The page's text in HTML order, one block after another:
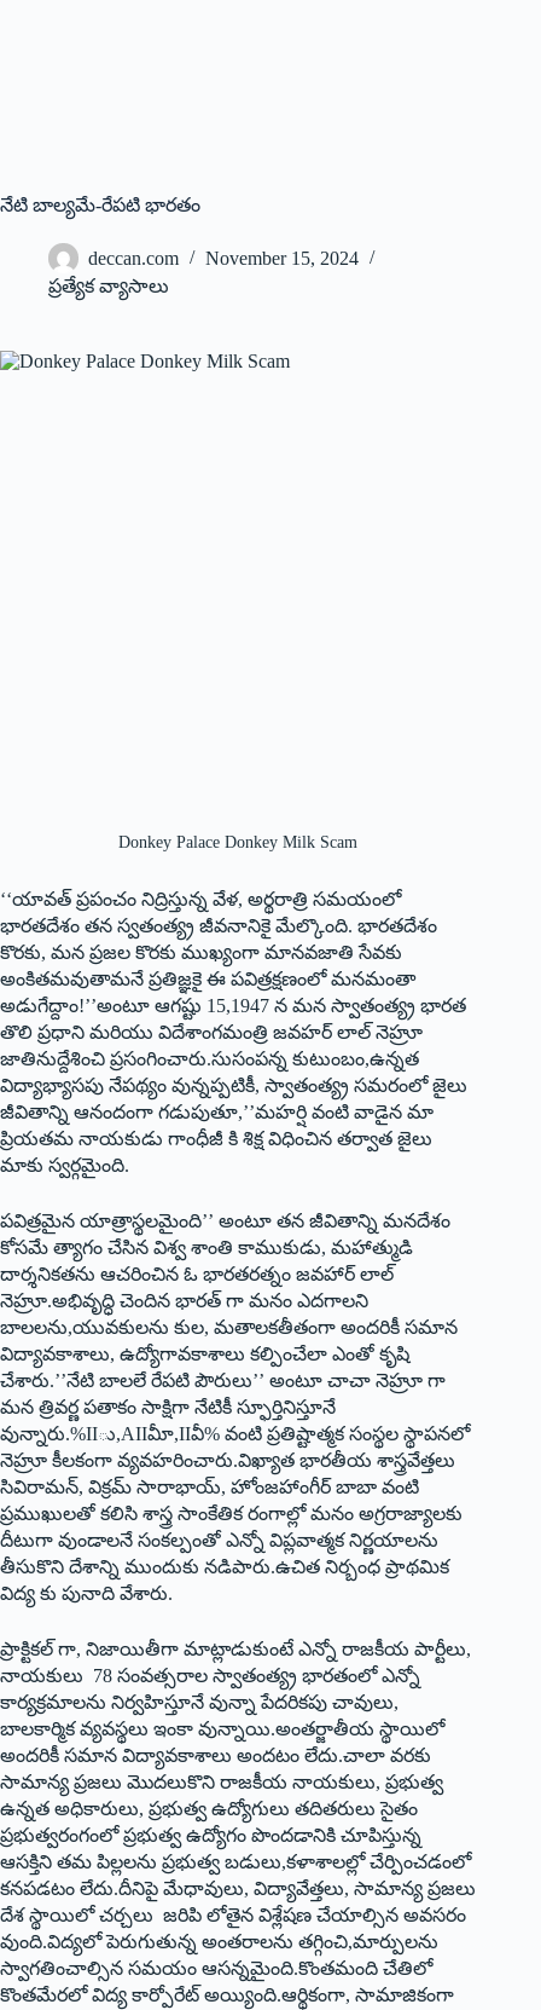
నేటి బాల్యమే-రేపటి భారతం
deccan.com
November 15, 2024
ప్రత్యేక వ్యాసాలు
Donkey Palace Donkey Milk Scam
‘‘యావత్‌ ప్రపంచం నిద్రిస్తున్న వేళ, అర్థరాత్రి సమయంలో
భారతదేశం తన స్వతంత్య్ర జీవనానికై మేల్కొంది. భారతదేశం
కొరకు, మన ప్రజల కొరకు ముఖ్యంగా మానవజాతి సేవకు
అంకితమవుతామనే ప్రతిజ్ఞకై ఈ పవిత్రక్షణంలో మనమంతా
అడుగేద్దాం!’’అంటూ ఆగష్టు 15,1947 న మన స్వాతంత్య్ర భారత
తొలి ప్రధాని మరియు విదేశాంగమంత్రి జవహర్‌ లాల్‌ నెహ్రూ
జాతినుద్దేశించి ప్రసంగించారు.సుసంపన్న కుటుంబం,ఉన్నత
విద్యాభ్యాసపు నేపథ్యం వున్నప్పటికీ, స్వాతంత్య్ర సమరంలో జైలు
జీవితాన్ని ఆనందంగా గడుపుతూ,’’మహర్షి వంటి వాడైన మా
ప్రియతమ నాయకుడు గాంధీజీ కి శిక్ష విధించిన తర్వాత జైలు
మాకు స్వర్గమైంది.
పవిత్రమైన యాత్రాస్థలమైంది’’ అంటూ తన జీవితాన్ని మనదేశం
కోసమే త్యాగం చేసిన విశ్వ శాంతి కాముకుడు, మహాత్ముడి
దార్శనికతను ఆచరించిన ఓ భారతరత్నం జవహార్‌ లాల్‌
నెహ్రూ.అభివృద్ధి చెందిన భారత్‌ గా మనం ఎదగాలని
బాలలను,యువకులను కుల, మతాలకతీతంగా అందరికీ సమాన
విద్యావకాశాలు, ఉద్యోగావకాశాలు కల్పించేలా ఎంతో కృషి
చేశారు.’’నేటి బాలలే రేపటి పౌరులు’’ అంటూ చాచా నెహ్రూ గా
మన త్రివర్ణ పతాకం సాక్షిగా నేటికీ స్ఫూర్తినిస్తూనే
వున్నారు.%IIు,AIIవీూ,IIవీ% వంటి ప్రతిష్టాత్మక సంస్థల స్థాపనలో
నెహ్రూ కీలకంగా వ్యవహరించారు.విఖ్యాత భారతీయ శాస్త్రవేత్తలు
సివిరామన్‌, విక్రమ్‌ సారాభాయ్‌, హోంజహాంగీర్‌ బాబా వంటి
ప్రముఖులతో కలిసి శాస్త్ర సాంకేతిక రంగాల్లో మనం అగ్రరాజ్యాలకు
దీటుగా వుండాలనే సంకల్పంతో ఎన్నో విప్లవాత్మక నిర్ణయాలను
తీసుకొని దేశాన్ని ముందుకు నడిపారు.ఉచిత నిర్బంధ ప్రాథమిక
విద్య కు పునాది వేశారు.
ప్రాక్టికల్‌ గా, నిజాయితీగా మాట్లాడుకుంటే ఎన్నో రాజకీయ పార్టీలు,
నాయకులు 78 సంవత్సరాల స్వాతంత్య్ర భారతంలో ఎన్నో
కార్యక్రమాలను నిర్వహిస్తూనే వున్నా పేదరికపు చావులు,
బాలకార్మిక వ్యవస్థలు ఇంకా వున్నాయి.అంతర్జాతీయ స్థాయిలో
అందరికీ సమాన విద్యావకాశాలు అందటం లేదు.చాలా వరకు
సామాన్య ప్రజలు మొదలుకొని రాజకీయ నాయకులు, ప్రభుత్వ
ఉన్నత అధికారులు, ప్రభుత్వ ఉద్యోగులు తదితరులు సైతం
ప్రభుత్వరంగంలో ప్రభుత్వ ఉద్యోగం పొందడానికి చూపిస్తున్న
ఆసక్తిని తమ పిల్లలను ప్రభుత్వ బడులు,కళాశాలల్లో చేర్పించడంలో
కనపడటం లేదు.దీనిపై మేధావులు, విద్యావేత్తలు, సామాన్య ప్రజలు
దేశ స్థాయిలో చర్చలు జరిపి లోతైన విశ్లేషణ చేయాల్సిన అవసరం
వుంది.విద్యలో పెరుగుతున్న అంతరాలను తగ్గించి,మార్పులను
స్వాగతించాల్సిన సమయం ఆసన్నమైంది.కొంతమంది చేతిలో
కొంతమేరలో విద్య కార్పోరేట్‌ అయ్యింది.ఆర్థికంగా, సామాజికంగా